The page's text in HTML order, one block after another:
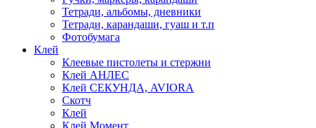
Тетради, альбомы, дневники
Тетради, карандаши, гуаш и т.п
Фотобумага
Клей
Клеевые пистолеты и стержни
Клей АНЛЕС
Клей СЕКУНДА, AVIORA
Скотч
Клей
Клей Момент